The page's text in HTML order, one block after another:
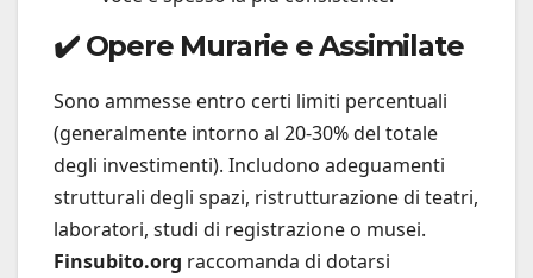
✔️ Opere Murarie e Assimilate
Sono ammesse entro certi limiti percentuali
(generalmente intorno al 20-30% del totale
degli investimenti). Includono adeguamenti
strutturali degli spazi, ristrutturazione di teatri,
laboratori, studi di registrazione o musei.
Finsubito.org raccomanda di dotarsi